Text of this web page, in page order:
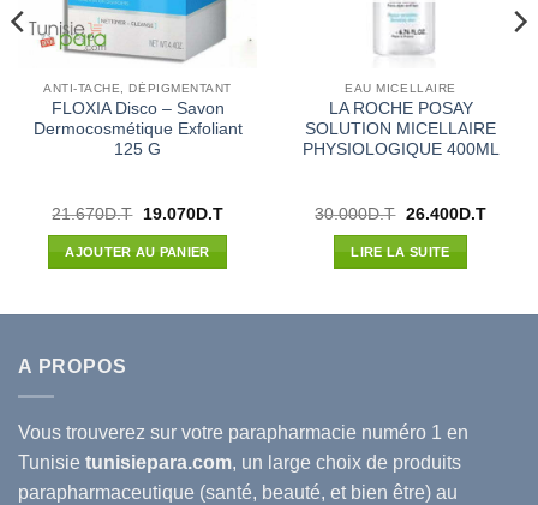
ANTI-TACHE, DÉPIGMENTANT
FLOXIA Disco – Savon
Dermocosmétique Exfoliant
125 G
21.670D.T
Le
initial
était :
21.670D.T.
19.070D.TLe
19.070D.T.
AJOUTER AU PANIER
EAU MICELLAIRE
LA ROCHE POSAY
SOLUTION MICELLAIRE
PHYSIOLOGIQUE 400ML
30.000D.T Le
initial
était :
30.000D.T.
26.400D.TLe
LIRE LA SUITE
A PROPOS
Vous trouverez sur votre parapharmacie numéro 1 en
Tunisie tunisiepara.com, un large choix de produits
parapharmaceutique (santé, beauté, et bien être) au